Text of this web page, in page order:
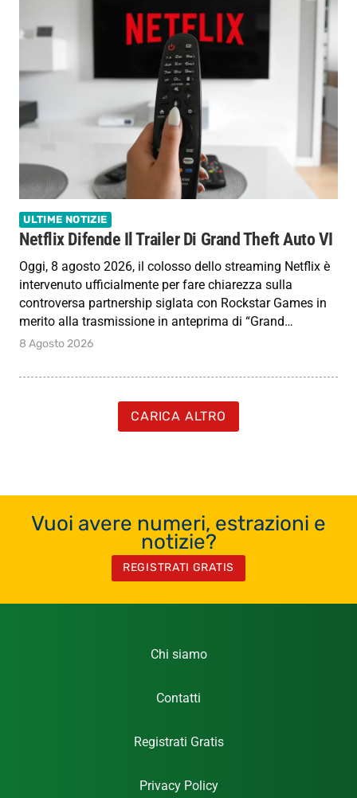
ULTIME NOTIZIE
Netflix Difende Il Trailer Di Grand Theft Auto VI
Oggi, 8 agosto 2026, il colosso dello streaming Netflix è
intervenuto ufficialmente per fare chiarezza sulla
controversa partnership siglata con Rockstar Games in
merito alla trasmissione in anteprima di “Grand…
8 Agosto 2026
CARICA ALTRO
Vuoi avere numeri, estrazioni e
notizie?
REGISTRATI GRATIS
Chi siamo
Contatti
Registrati Gratis
Privacy Policy